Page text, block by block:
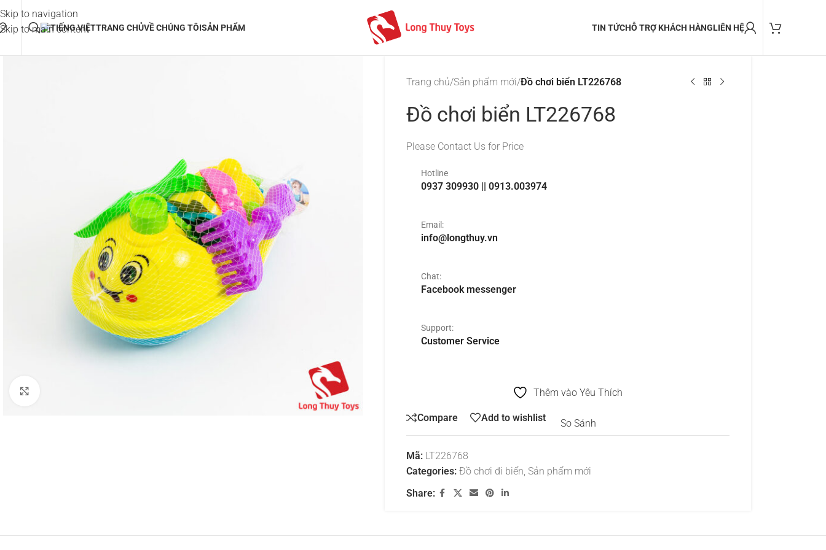
Skip to navigation
Skip to main content
TRANG CHỦVỀ CHÚNG TÔISẢN PHẨM TIN TỨCHỖ TRỢ KHÁCH HÀNGLIÊN HỆ
Trang chủ/Sản phẩm mới/Đồ chơi biển LT226768
Đồ chơi biển LT226768
Please Contact Us for Price
Hotline
0937 309930 || 0913.003974
Email:
info@longthuy.vn
Chat:
Facebook messenger
Support:
Customer Service
Thêm vào Yêu Thích
Compare Add to wishlist So Sánh
Mã: LT226768
Categories: Đồ chơi đi biển, Sản phẩm mới
Share: